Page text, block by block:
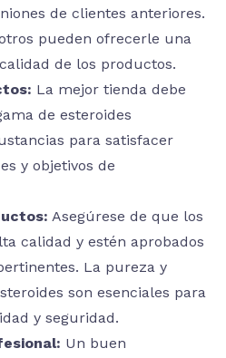
de clientes anteriores.
pueden ofrecerle una
de los productos.
La mejor tienda debe
de esteroides
para satisfacer
y objetivos de
Asegúrese de que los
calidad y estén aprobados
La pureza y
son esenciales para
y seguridad.
Un buen